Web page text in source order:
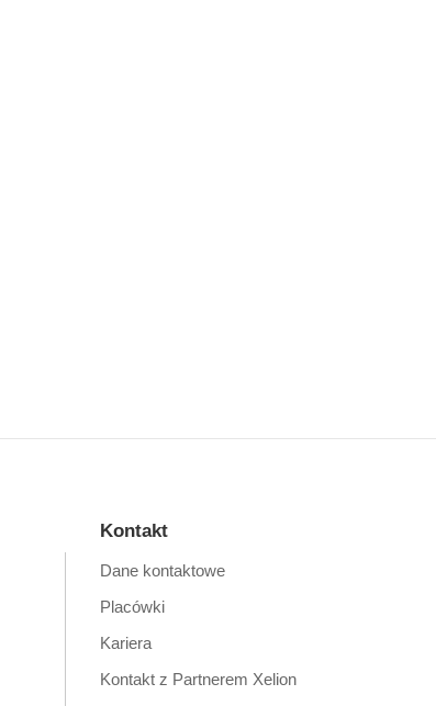
Kontakt
Dane kontaktowe
Placówki
Kariera
Kontakt z Partnerem Xelion